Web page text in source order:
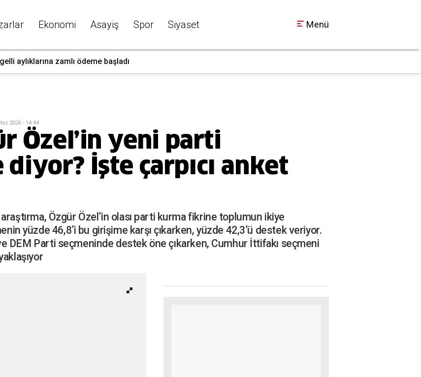
Ekonomi Asayiş Spor Siyaset Menü
aylıklarına zamlı ödeme başladı
2026 - 14:44
Özel’in yeni parti
İşte çarpıcı anket
Özgür Özel’in olası parti kurma fikrine toplumun ikiye
yüzde 46,8’i bu girişime karşı çıkarken, yüzde 42,3’ü destek veriyor.
DEM Parti seçmeninde destek öne çıkarken, Cumhur İttifakı seçmeni